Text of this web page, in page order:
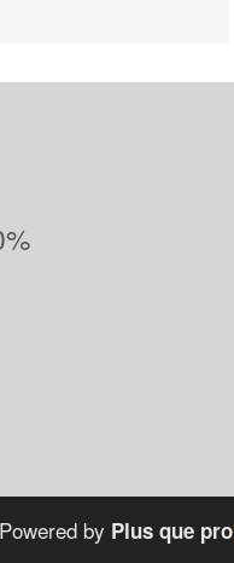
Powered by Plus que pro